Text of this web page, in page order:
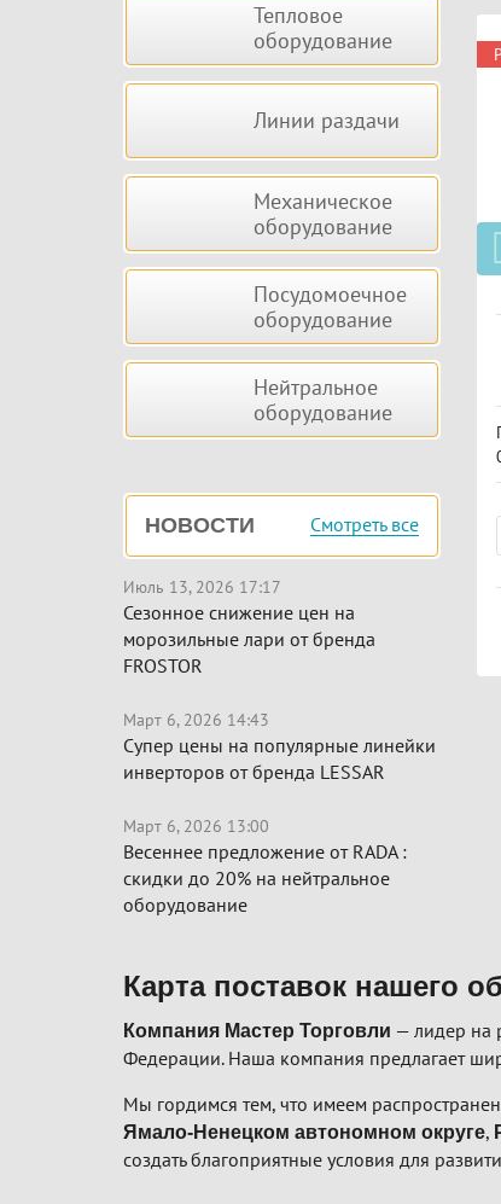
Тепловое
оборудование
Линии раздачи
Механическое
оборудование
Посудомоечное
оборудование
Нейтральное
оборудование
НОВОСТИ Смотреть все
Июль 13, 2026 17:17
Сезонное снижение цен на
морозильные лари от бренда
FROSTOR
Март 6, 2026 14:43
Супер цены на популярные линейки
инверторов от бренда LESSAR
Март 6, 2026 13:00
Весеннее предложение от RADA :
скидки до 20% на нейтральное
оборудование
Карта поставок нашего
Компания Мастер Торговли — лидер на
Федерации. Наша компания предлагает
Мы гордимся тем, что имеем
Ямало-Ненецком автономном округе,
создать благоприятные условия для